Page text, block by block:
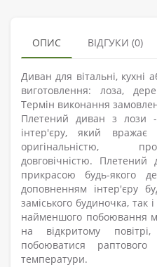
ОПИС ВІДГУКИ (0)
Диван для вітальні, кухні
виготовлення: лоза,
Термін виконання
Плетений диван з лози
інтер'єру, який вражає
оригінальністю,
довговічністю.
прикрасою будь-якого
доповненням інтер'єру
заміського будиночка,
найменшого побоювання
на відкритому
побоюватися
температури.